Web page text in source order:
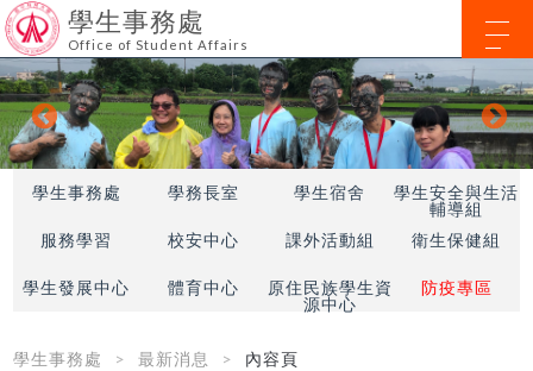
學生事務處
Office of Student Affairs
學生事務處 學務長室 學生宿舍
學生安全與生活
輔導組
服務學習
校安中心 課外活動組 衛生保健組
學生發展中心 體育中心
原住民族學生資
源中心
防疫專區
學生事務處 最新消息 內容頁